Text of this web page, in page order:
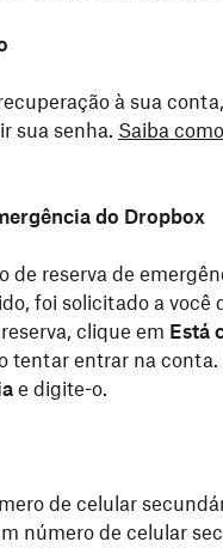
à sua
sua senha. Saiba
do Dropbox
de reserva de
foi solicitado a você
clique em Está
tentar entrar na
e digite-o.
de celular
número de celular